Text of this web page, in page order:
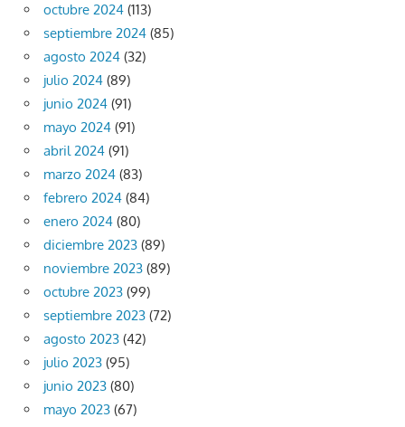
octubre 2024 (113)
septiembre 2024 (85)
agosto 2024 (32)
julio 2024 (89)
junio 2024 (91)
mayo 2024 (91)
abril 2024 (91)
marzo 2024 (83)
febrero 2024 (84)
enero 2024 (80)
diciembre 2023 (89)
noviembre 2023 (89)
octubre 2023 (99)
septiembre 2023 (72)
agosto 2023 (42)
julio 2023 (95)
junio 2023 (80)
mayo 2023 (67)